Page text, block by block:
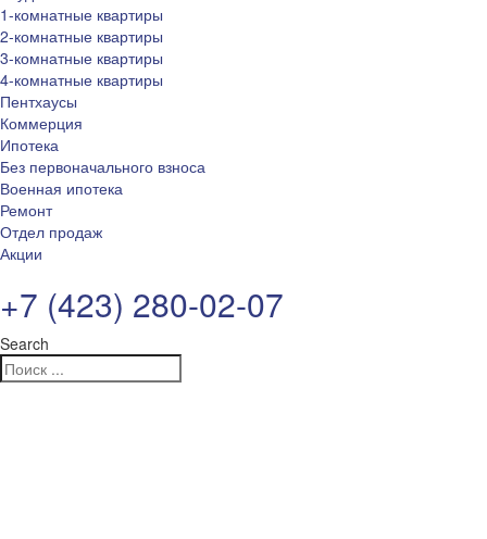
1-комнатные квартиры
2-комнатные квартиры
3-комнатные квартиры
4-комнатные квартиры
Пентхаусы
Коммерция
Ипотека
Без первоначального взноса
Военная ипотека
Ремонт
Отдел продаж
Акции
+7 (423) 280-02-07
Search